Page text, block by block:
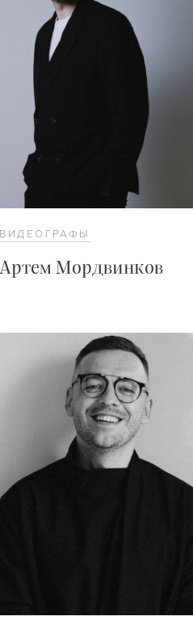
ВИДЕОГРАФЫ
Артем Мордвинков